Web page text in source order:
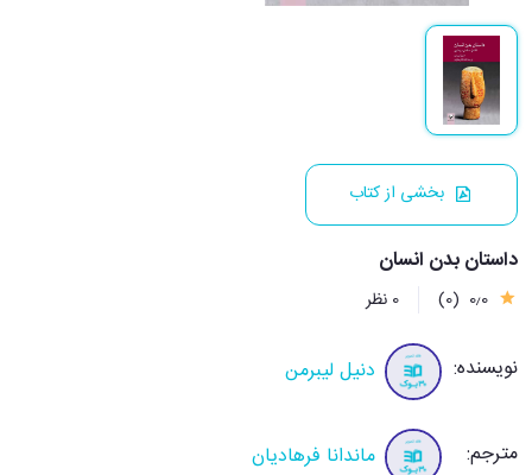
بخشی از کتاب
داستان بدن انسان
0٫0 (0) 0 نظر
نویسنده: دنیل لیبرمن
مترجم: ماندانا فرهادیان